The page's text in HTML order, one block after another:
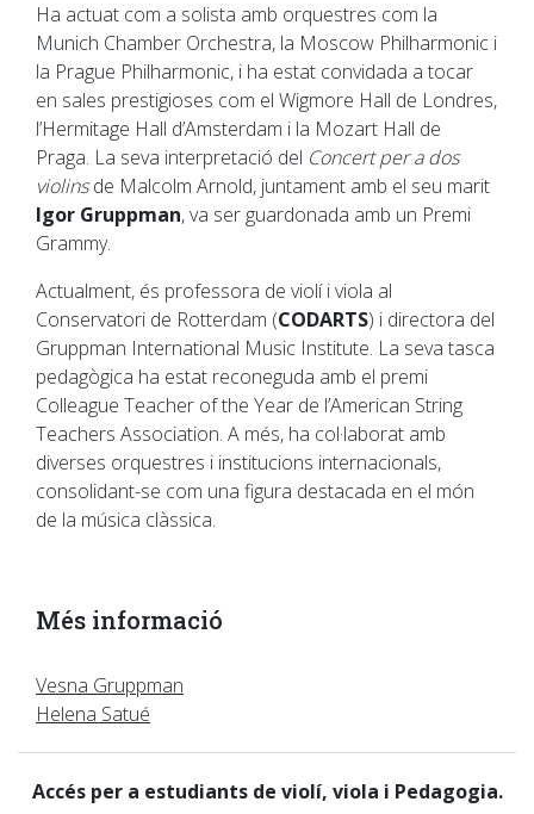
Ha actuat com a solista amb orquestres com la
Munich Chamber Orchestra, la Moscow Philharmonic i
la Prague Philharmonic, i ha estat convidada a tocar
en sales prestigioses com el Wigmore Hall de Londres,
l’Hermitage Hall d’Amsterdam i la Mozart Hall de
Praga. La seva interpretació del Concert per a dos
violinsde Malcolm Arnold, juntament amb el seu marit
Igor Gruppman, va ser guardonada amb un Premi
Grammy.
Actualment, és professora de violí i viola al
Conservatori de Rotterdam (CODARTS) i directora del
Gruppman International Music Institute. La seva tasca
pedagògica ha estat reconeguda amb el premi
Colleague Teacher of the Year de l’American String
Teachers Association. A més, ha col·laborat amb
diverses orquestres i institucions internacionals,
consolidant-se com una figura destacada en el món
de la música clàssica.
Més informació
Vesna Gruppman
Helena Satué
Accés per a estudiants de violí, viola i Pedagogia.